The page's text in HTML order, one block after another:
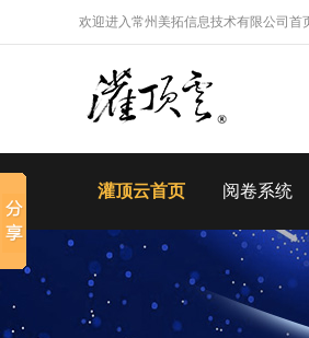
欢迎进入常州美拓信息技术有限公司首
灌顶云首页 阅卷系统